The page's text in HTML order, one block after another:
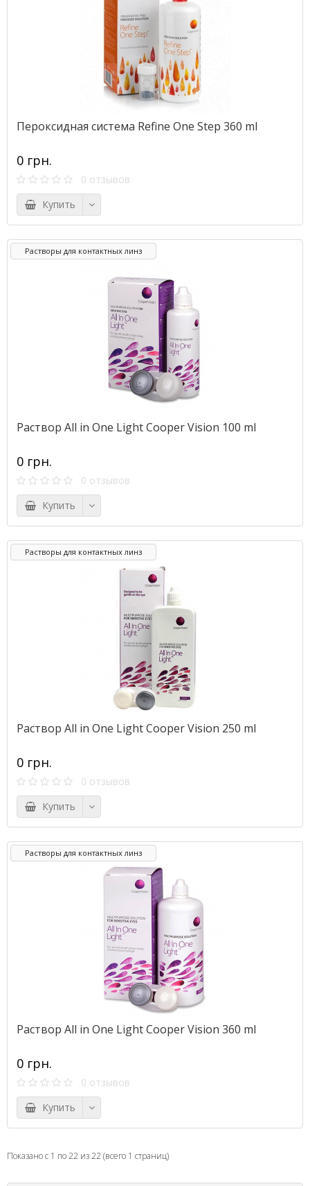
Пероксидная система Refine One Step 360 ml
0 грн.
0 отзывов
Купить
Растворы для контактных линз
Раствор All in One Light Cooper Vision 100 ml
0 грн.
0 отзывов
Купить
Растворы для контактных линз
Раствор All in One Light Cooper Vision 250 ml
0 грн.
0 отзывов
Купить
Растворы для контактных линз
Раствор All in One Light Cooper Vision 360 ml
0 грн.
0 отзывов
Купить
Показано с 1 по 22 из 22 (всего 1 страниц)